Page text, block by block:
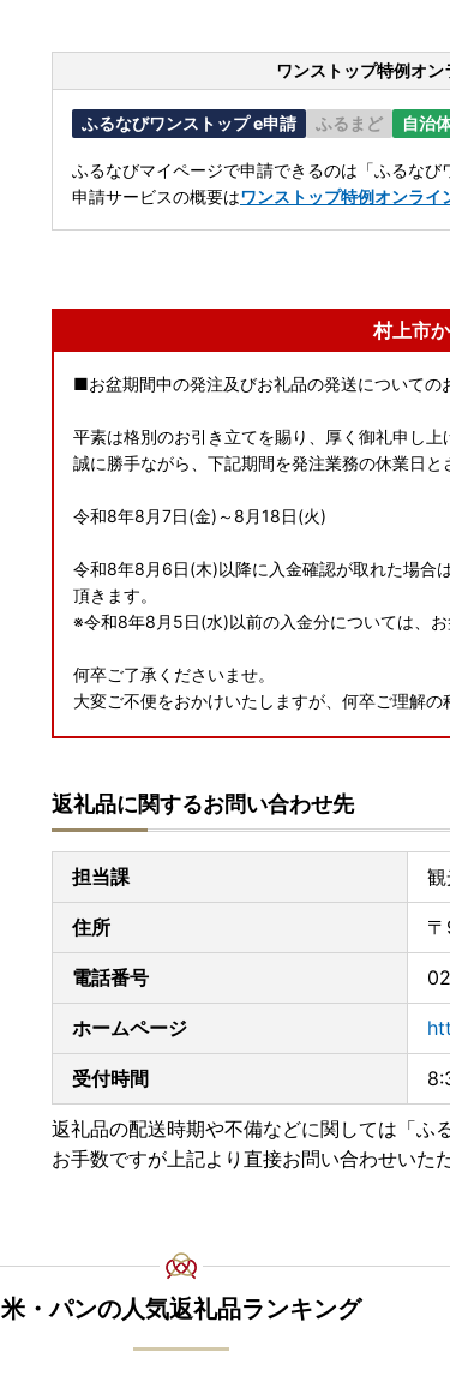
ワンストップ特例オン
ふるなびワンストップ e申請 ふるまど 自治
ふるなびマイページで申請できるのは「ふるなび
申請サービスの概要はワンストップ特例オンライ
村上市
■お盆期間中の発注及びお礼品の発送についての
平素は格別のお引き立てを賜り、厚く御礼申し上
誠に勝手ながら、下記期間を発注業務の休業日と
令和8年8月7日(金)～8月18日(火)
令和8年8月6日(木)以降に入金確認が取れた場合
頂きます。
※令和8年8月5日(水)以前の入金分については、お
何卒ご了承くださいませ。
大変ご不便をおかけいたしますが、何卒ご理解の
【オンラインワンストップ特例申請について】
当自治体はオンラインワンストップ申請対象自
寄附後の申請など、オンラインにて対応が可能で
▼▼▼自治体マイページはこちらから▼▼▼
https://mypg.jp/
■ワンストップ特例申請書 送付先変更のお知らせ
下記まで返送いただきますようよろしくお願いい
〒958-8790
新潟県村上市三之町1番1号
※2026年1月〜3月に当市から申請書をお送りして
当市から送付した返信用封には、変更前の送付先
こちらをご利用いただいた場合でも、2027年1月
返礼品に関するお問い合わせ先
担当課
住所
電話番号
ホームページ
受付時間
返礼品の配送時期や不備などに関しては「ふ
お手数ですが上記より直接お問い合わせいた
米・パンの人気返礼品ランキング